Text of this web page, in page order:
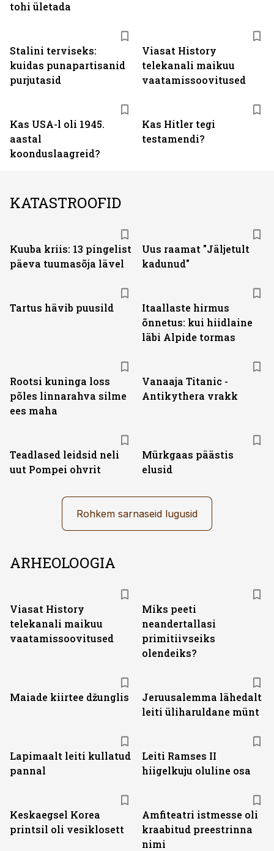
Stalini terviseks:
kuidas punapartisanid
purjutasid
Viasat History
telekanali maikuu
vaatamissoovitused
Kas USA-l oli 1945.
aastal
koonduslaagreid?
Kas Hitler tegi
testamendi?
tohi ületada
KATASTROOFID
Kuuba kriis: 13 pingelist
päeva tuumasõja lävel
Uus raamat "Jäljetult
kadunud"
Tartus hävib puusild
Itaallaste hirmus
õnnetus: kui hiidlaine
läbi Alpide tormas
Rootsi kuninga loss
põles linnarahva silme
ees maha
Vanaaja Titanic -
Antikythera vrakk
Teadlased leidsid neli
uut Pompei ohvrit
Mürkgaas päästis
elusid
Rohkem sarnaseid lugusid
ARHEOLOOGIA
Viasat History
telekanali maikuu
vaatamissoovitused
Miks peeti
neandertallasi
primitiivseiks
olendeiks?
Maiade kiirtee džunglis
Jeruusalemma lähedalt
leiti üliharuldane münt
Lapimaalt leiti kullatud
pannal
Leiti Ramses II
hiigelkuju oluline osa
Keskaegsel Korea
printsil oli vesiklosett
Amfiteatri istmesse oli
kraabitud preestrinna
nimi